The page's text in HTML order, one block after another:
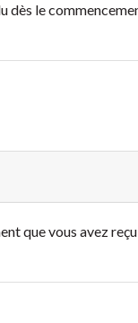
le
que vous avez